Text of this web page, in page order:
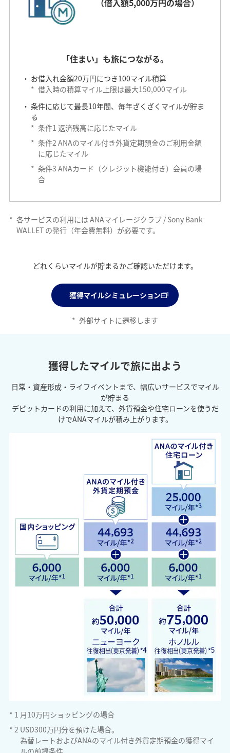
「住まい」も旅につながる。
お借入れ金額20万円につき100マイル積算
* 借入時の積算マイル上限は最大150,000マイル
条件に応じて最長10年間、毎年ざくざくマイルが貯ま
る
* 条件1 返済残高に応じたマイル
* 条件2 ANAのマイル付き外貨定期預金のご利用金額
に応じたマイル
* 条件3 ANAカード（クレジット機能付き）会員の場
合
* 各サービスの利用には ANAマイレージクラブ / Sony Bank
WALLET の発行（年会費無料）が必要です。
どれくらいマイルが貯まるかご確認いただけます。
獲得マイルシミュレーション
* 外部サイトに遷移します
獲得したマイルで旅に出よう
日常・資産形成・ライフイベントまで、幅広いサービスでマイル
が貯まる
デビットカードの利用に加えて、外貨預金や住宅ローンを使うだ
けでANAマイルが積み上がります。
* 1 月10万円ショッピングの場合
* 2 USD300万円分を預けた場合。
為替レートおよびANAのマイル付き外貨定期預金の獲得マイ
ルの前提条件